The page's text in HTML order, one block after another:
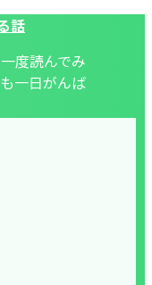
話
度読んでみ
一日がんば